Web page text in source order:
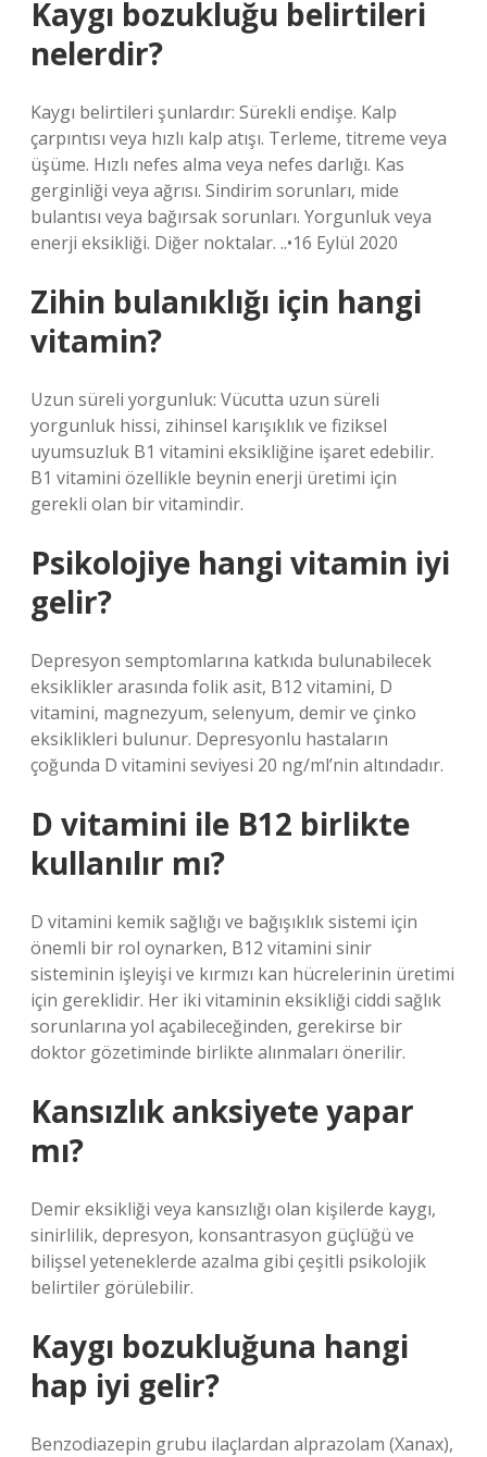
Kaygı bozukluğu belirtileri
nelerdir?
Kaygı belirtileri şunlardır: Sürekli endişe. Kalp
çarpıntısı veya hızlı kalp atışı. Terleme, titreme veya
üşüme. Hızlı nefes alma veya nefes darlığı. Kas
gerginliği veya ağrısı. Sindirim sorunları, mide
bulantısı veya bağırsak sorunları. Yorgunluk veya
enerji eksikliği. Diğer noktalar. ..•16 Eylül 2020
Zihin bulanıklığı için hangi
vitamin?
Uzun süreli yorgunluk: Vücutta uzun süreli
yorgunluk hissi, zihinsel karışıklık ve fiziksel
uyumsuzluk B1 vitamini eksikliğine işaret edebilir.
B1 vitamini özellikle beynin enerji üretimi için
gerekli olan bir vitamindir.
Psikolojiye hangi vitamin iyi
gelir?
Depresyon semptomlarına katkıda bulunabilecek
eksiklikler arasında folik asit, B12 vitamini, D
vitamini, magnezyum, selenyum, demir ve çinko
eksiklikleri bulunur. Depresyonlu hastaların
çoğunda D vitamini seviyesi 20 ng/ml’nin altındadır.
D vitamini ile B12 birlikte
kullanılır mı?
D vitamini kemik sağlığı ve bağışıklık sistemi için
önemli bir rol oynarken, B12 vitamini sinir
sisteminin işleyişi ve kırmızı kan hücrelerinin üretimi
için gereklidir. Her iki vitaminin eksikliği ciddi sağlık
sorunlarına yol açabileceğinden, gerekirse bir
doktor gözetiminde birlikte alınmaları önerilir.
Kansızlık anksiyete yapar
mı?
Demir eksikliği veya kansızlığı olan kişilerde kaygı,
sinirlilik, depresyon, konsantrasyon güçlüğü ve
bilişsel yeteneklerde azalma gibi çeşitli psikolojik
belirtiler görülebilir.
Kaygı bozukluğuna hangi
hap iyi gelir?
Benzodiazepin grubu ilaçlardan alprazolam (Xanax),